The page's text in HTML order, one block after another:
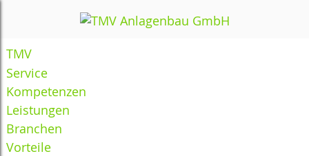
TMV
Service
Kompetenzen
Leistungen
Branchen
Vorteile